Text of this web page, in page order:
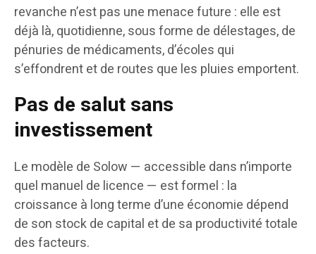
revanche n’est pas une menace future : elle est
déjà là, quotidienne, sous forme de délestages, de
pénuries de médicaments, d’écoles qui
s’effondrent et de routes que les pluies emportent.
Pas de salut sans
investissement
Le modèle de Solow — accessible dans n’importe
quel manuel de licence — est formel : la
croissance à long terme d’une économie dépend
de son stock de capital et de sa productivité totale
des facteurs.